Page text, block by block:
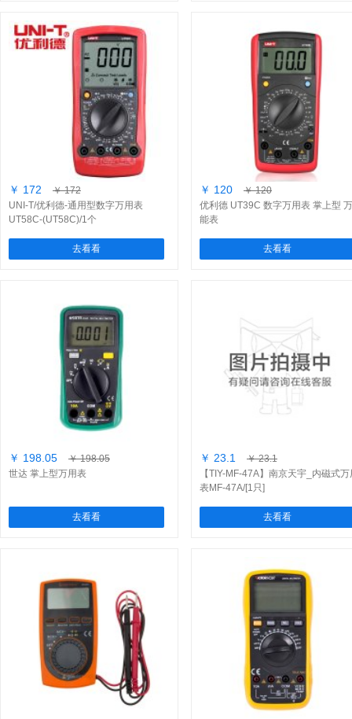
￥ 172
￥ 172
UNI-T/优利德-通用型数字万用表
UT58C-(UT58C)/1个
去看看
￥ 120
￥ 120
优利德 UT39C 数字万用表 掌上型 万
能表
去看看
￥ 198.05
￥ 198.05
世达 掌上型万用表
去看看
￥ 23.1
￥ 23.1
【TIY-MF-47A】南京天宇_内磁式万
表MF-47A/[1只]
去看看